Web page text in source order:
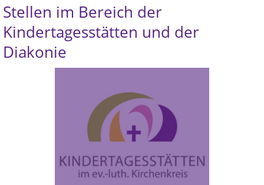
Stellen im Bereich der
Kindertagesstätten und der
Diakonie